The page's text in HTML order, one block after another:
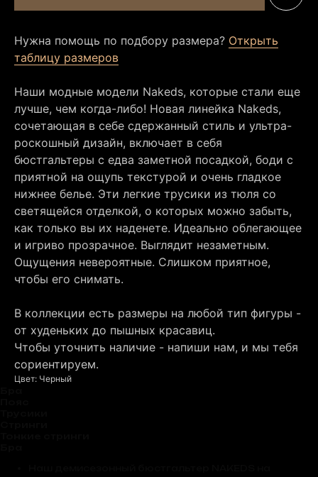
Нужна помощь по подбору размера? Открыть
таблицу размеров
Наши модные модели Nakeds, которые стали еще
лучше, чем когда-либо! Новая линейка Nakeds,
сочетающая в себе сдержанный стиль и ультра-
роскошный дизайн, включает в себя
бюстгальтеры с едва заметной посадкой, боди с
приятной на ощупь текстурой и очень гладкое
нижнее белье. Эти легкие трусики из тюля со
светящейся отделкой, о которых можно забыть,
как только вы их наденете. Идеально облегающее
и игриво прозрачное. Выглядит незаметным.
Ощущения невероятные. Слишком приятное,
чтобы его снимать.
В коллекции есть размеры на любой тип фигуры -
от худеньких до пышных красавиц.
Чтобы уточнить наличие - напиши нам, и мы тебя
сориентируем.
Цвет: Черный